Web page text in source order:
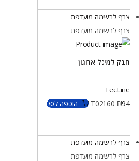
צרף לרשימה מועדפת
צרף לרשימה מועדפת
חבק למיכל ארוגון
TecLine
T02160 ₪94 הוספה לסל
צרף לרשימה מועדפת
צרף לרשימה מועדפת